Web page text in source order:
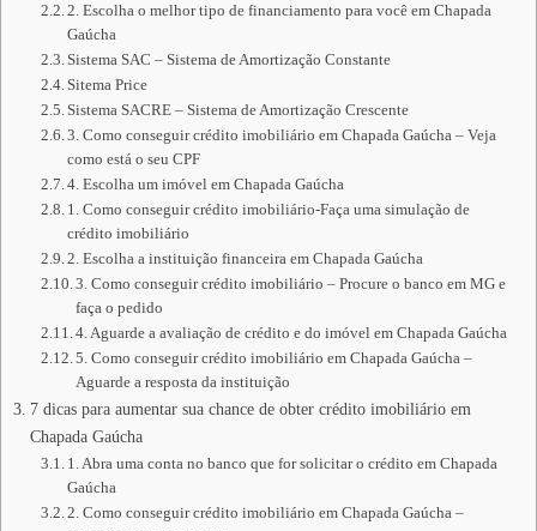
2. Escolha o melhor tipo de financiamento para você em Chapada
Gaúcha
Sistema SAC – Sistema de Amortização Constante
Sitema Price
Sistema SACRE – Sistema de Amortização Crescente
3. Como conseguir crédito imobiliário em Chapada Gaúcha – Veja
como está o seu CPF
4. Escolha um imóvel em Chapada Gaúcha
1. Como conseguir crédito imobiliário-Faça uma simulação de
crédito imobiliário
2. Escolha a instituição financeira em Chapada Gaúcha
3. Como conseguir crédito imobiliário – Procure o banco em MG e
faça o pedido
4. Aguarde a avaliação de crédito e do imóvel em Chapada Gaúcha
5. Como conseguir crédito imobiliário em Chapada Gaúcha –
Aguarde a resposta da instituição
7 dicas para aumentar sua chance de obter crédito imobiliário em
Chapada Gaúcha
1. Abra uma conta no banco que for solicitar o crédito em Chapada
Gaúcha
2. Como conseguir crédito imobiliário em Chapada Gaúcha –